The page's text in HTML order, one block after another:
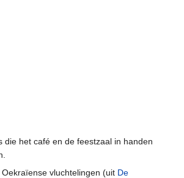
het café en de feestzaal in handen
vluchtelingen (uit De